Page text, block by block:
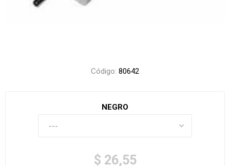
Código: 80642
NEGRO
$ 26,55